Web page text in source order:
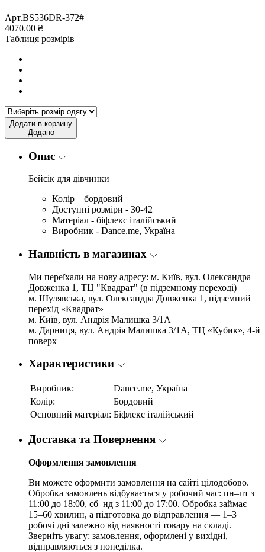
Арт.BS536DR-372#
4070.00 ₴
Таблиця розмірів
Додати в корзину
Додано
Опис
Бейсік для дівчинки
Колір – бордовий
Доступні розміри - 30-42
Матеріал - біфлекс італійський
Виробник - Dance.me, Україна
Наявність в магазинах
Ми переїхали на нову адресу: м. Київ, вул. Олександра
Довженка 1, ТЦ "Квадрат" (в підземному переході)
м. Шулявська, вул. Олександра Довженка 1, підземний
перехід «Квадрат»
м. Київ, вул. Андрія Малишка 3/1А
м. Дарниця, вул. Андрія Малишка 3/1А, ТЦ «Кубик», 4-й
поверх
Характеристики
Виробник:
Dance.me, Україна
Колір:
Бордовий
Основний матеріал: Біфлекс італійський
Доставка та Повернення
Оформлення замовлення
Ви можете оформити замовлення на сайті цілодобово.
Обробка замовлень відбувається у робочий час: пн–пт з
11:00 до 18:00, сб–нд з 11:00 до 17:00. Обробка займає
15–60 хвилин, а підготовка до відправлення — 1–3
робочі дні залежно від наявності товару на складі.
Зверніть увагу: замовлення, оформлені у вихідні,
відправляються з понеділка.